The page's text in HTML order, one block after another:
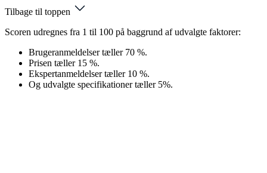
Tilbage til toppen
Scoren udregnes fra 1 til 100 på baggrund af udvalgte faktorer:
Brugeranmeldelser tæller 70 %.
Prisen tæller 15 %.
Ekspertanmeldelser tæller 10 %.
Og udvalgte specifikationer tæller 5%.